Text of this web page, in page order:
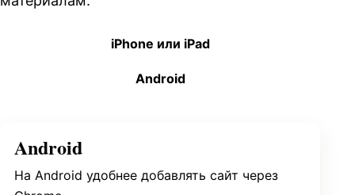
iPhone или iPad
Android
Android
На Android удобнее добавлять сайт через